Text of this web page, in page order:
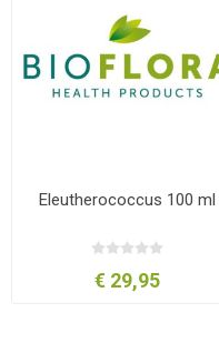
Eleutherococcus 100 ml
€ 29,95